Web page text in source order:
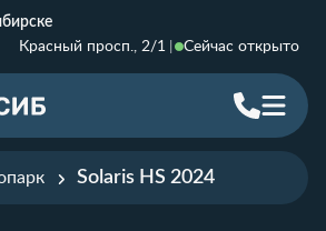
Красный просп., 2/1
Сейчас открыто
Solaris HS 2024